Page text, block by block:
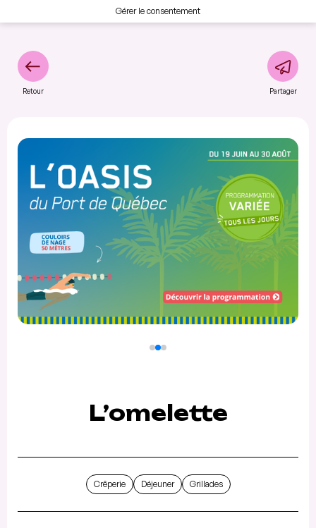
Gérer le consentement
Retour Partager
L’omelette
Crêperie Déjeuner Grillades